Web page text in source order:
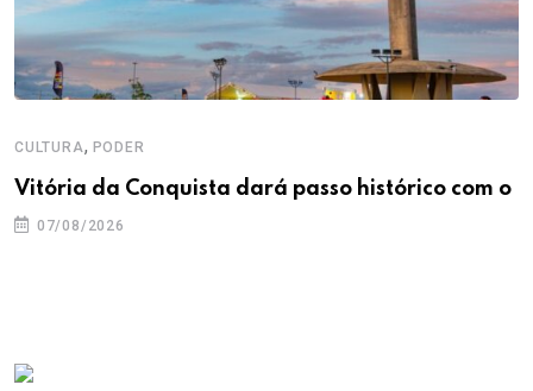
CULTURA, PODER
Vitória da Conquista dará passo histórico com o
07/08/2026